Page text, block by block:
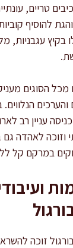
טריים,
להוסיף
בקיץ עגבניות,
הסוגים
עניין רב
וזוכה לאהדה גם
במרקם קל
זוכה